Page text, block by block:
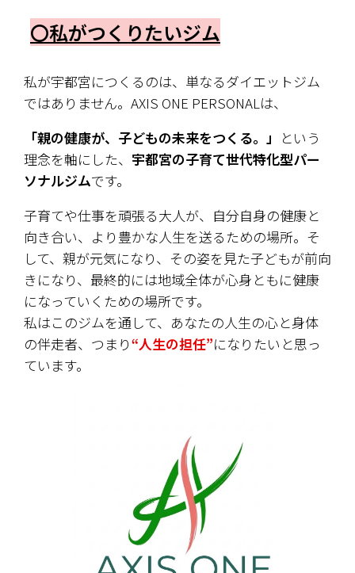
〇私がつくりたいジム
私が宇都宮につくるのは、単なるダイエットジム
ではありません。AXIS ONE PERSONALは、
「親の健康が、子どもの未来をつくる。」 という
理念を軸にした、 宇都宮の子育て世代特化型パー
ソナルジムです。
子育てや仕事を頑張る大人が、自分自身の健康と
向き合い、より豊かな人生を送るための場所。そ
して、親が元気になり、その姿を見た子どもが前向
きになり、最終的には地域全体が心身ともに健康
になっていくための場所です。
私はこのジムを通して、あなたの人生の心と身体
の伴走者、つまり“人生の担任”になりたいと思っ
ています。